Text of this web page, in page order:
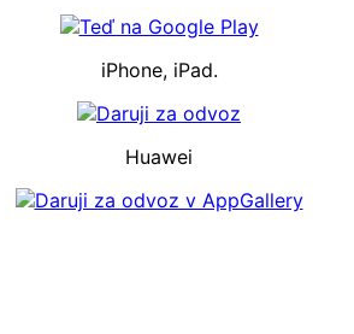
iPhone, iPad.
Huawei